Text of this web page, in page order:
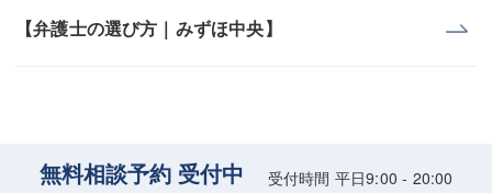
【弁護士の選び方｜みずほ中央】
無料相談予約 受付中 受付時間 平日9:00 - 20:00